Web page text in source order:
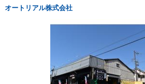
オートリアル株式会社